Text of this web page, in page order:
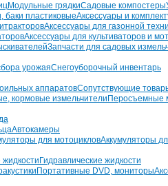
Модульные грядкиСадовые компостеры
баки пластиковыеАксессуары и
Аксессуары для газонной
Аксессуары для культиваторов и
Запчасти для садовых
урожаяСнегоуборочный инвентарь
аппаратовСопутствующие
кормовые измельчители Перосъемные
Автокамеры
для мотоцикловАккумуляторы
Гидравлические жидкости
Портативные DVD, мониторы